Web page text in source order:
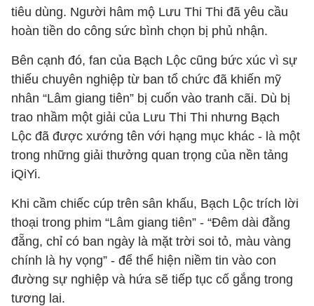
tiêu dùng. ​Người hâm mộ Lưu Thi Thi đã yêu cầu
hoàn tiền do công sức bình chọn bị phủ nhận.
Bên cạnh đó, fan của Bạch Lộc cũng bức xúc vì sự
thiếu chuyên nghiệp từ ban tổ chức đã khiến mỹ
nhân “Lâm giang tiên” bị cuốn vào tranh cãi. Dù bị
trao nhầm một giải của Lưu Thi Thi nhưng Bạch
Lộc đã được xướng tên với hạng mục khác - là một
trong những giải thưởng quan trọng của nền tảng
iQiYi.
Khi cầm chiếc cúp trên sân khấu, Bạch Lộc trích lời
thoại trong phim “Lâm giang tiên” - “Đêm dài đằng
đẵng, chỉ có ban ngày là mặt trời soi tỏ, màu vàng
chính là hy vọng” - để thể hiện niềm tin vào con
đường sự nghiệp và hứa sẽ tiếp tục cố gắng trong
tương lai.